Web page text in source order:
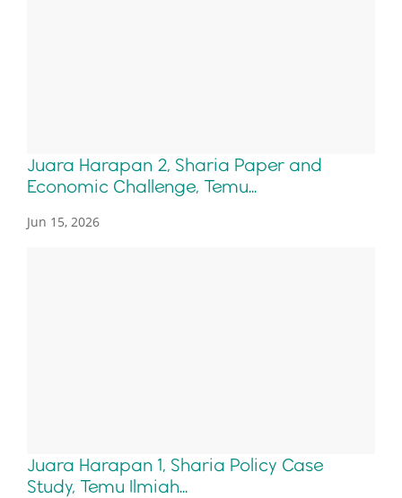
Juara Harapan 2, Sharia Paper and
Economic Challenge, Temu...
Jun 15, 2026
Juara Harapan 1, Sharia Policy Case
Study, Temu Ilmiah...